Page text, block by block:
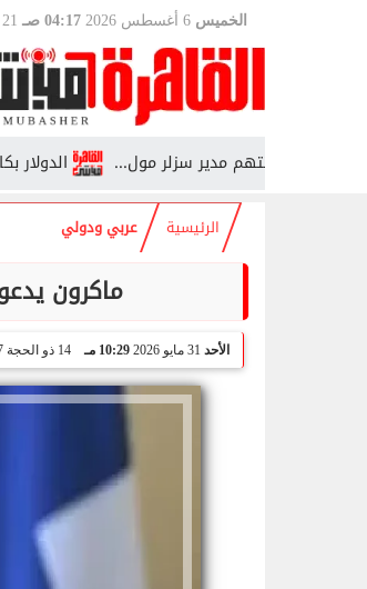
الخميس 04:17 صـ 21 صفر 1448
الدولار بكام تتهم مدير سزلر مول...
الرئيسية عربي ودولي
ماكرون
الأحد 10:29 مـ 14 ذو الحجة 1447